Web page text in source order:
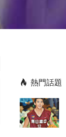
熱門話題